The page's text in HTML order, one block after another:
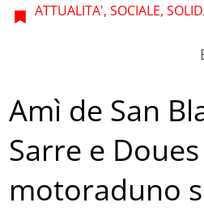
ATTUALITA', SOCIALE,
Amì de San
Sarre e
motoraduno